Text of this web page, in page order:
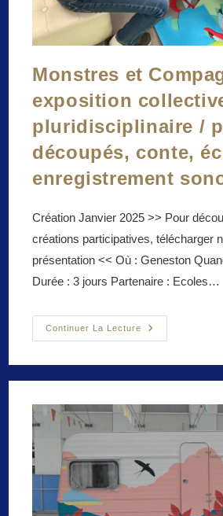
Monstres et
exposition
pluridisciplinaire /
découpés, conte,
enregistrement
Création Janvier 2025 >> Pour
créations participatives, télécharger
présentation << Où : Geneston
Durée : 3 jours Partenaire : Ecoles…
Continuer La Lecture
Monstres
Et
Collective
/
Papiers
Découpés,
Écriture,
Sonore